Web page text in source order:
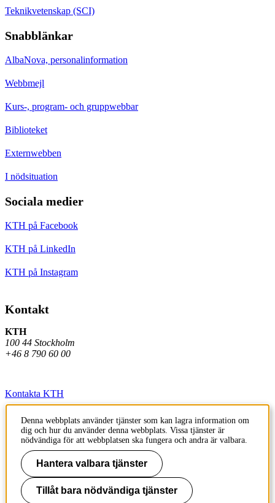
Teknikvetenskap (SCI)
Snabblänkar
AlbaNova, personalinformation
Webbmejl
Kurs-, program- och gruppwebbar
Biblioteket
Externwebben
I nödsituation
Sociala medier
KTH på Facebook
KTH på LinkedIn
KTH på Instagram
Kontakt
KTH
100 44 Stockholm
+46 8 790 60 00
Kontakta KTH
Jobba på KTH
Press och media
Faktura och betalning KTH
Om KTH:s webbplatser
Denna webbplats använder tjänster som kan lagra information om
dig och hur du använder denna webbplats. Vissa tjänster är
nödvändiga för att webbplatsen ska fungera och andra är valbara.
Hantera valbara tjänster
Tillåt bara nödvändiga tjänster